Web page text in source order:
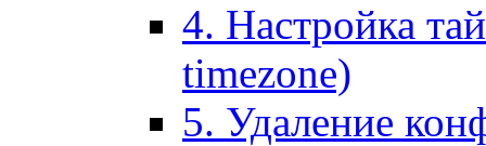
4. Настройка
timezone)
5. Удаление